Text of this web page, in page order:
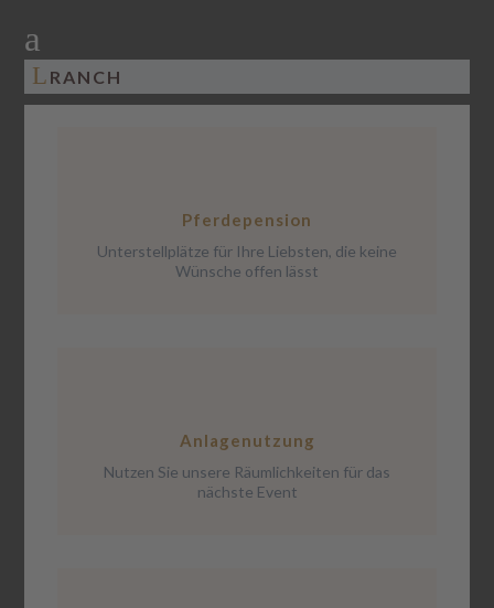
a
L RANCH
Pferdepension
Unterstellplätze für Ihre Liebsten, die keine
Wünsche offen lässt
Anlagenutzung
Nutzen Sie unsere Räumlichkeiten für das
nächste Event